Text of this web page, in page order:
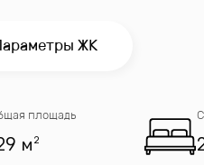
что
и предметы
ЖК
площадь
м²